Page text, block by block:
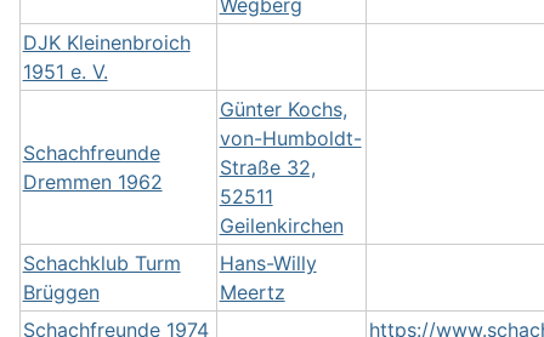
Wegberg
DJK Kleinenbroich
1951 e. V.
Schachfreunde
Dremmen 1962
Günter Kochs,
von-Humboldt-
Straße 32,
52511
Geilenkirchen
Schachklub Turm
Brüggen
Hans-Willy
Meertz
Schachfreunde 1974
https://